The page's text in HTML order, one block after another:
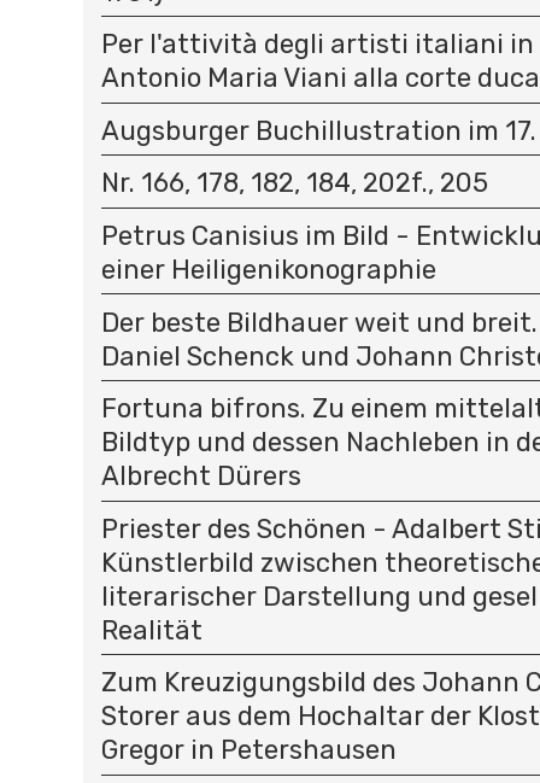
Per l'attività degli artisti italiani in
Antonio Maria Viani alla corte
Augsburger Buchillustration im
Nr. 166, 178, 182, 184, 202f., 205
Petrus Canisius im Bild -
einer Heiligenikonographie
Der beste Bildhauer weit und
Daniel Schenck und Johann
Fortuna bifrons. Zu einem
Bildtyp und dessen Nachleben in
Albrecht Dürers
Priester des Schönen - Adalbert
Künstlerbild zwischen
literarischer Darstellung und
Realität
Zum Kreuzigungsbild des Johann
Storer aus dem Hochaltar der
Gregor in Petershausen